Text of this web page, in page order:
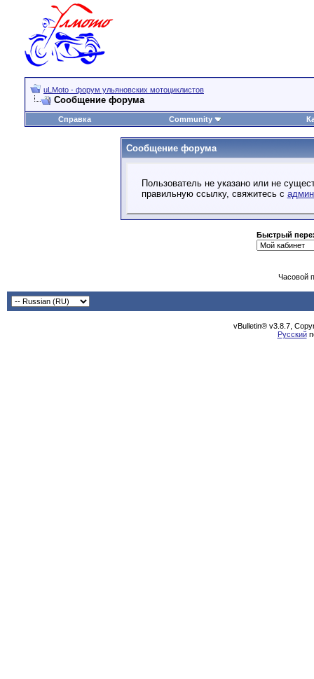
uLMoto - форум ульяновских мотоциклистов
Сообщение форума
Справка Community
Сообщение форума
Пользователь не указано или не
правильную ссылку, свяжитесь с
Быстрый
Часовой
vBulletin® v3.8.7,
Русский